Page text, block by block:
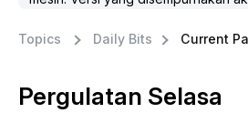
Topics Daily Bits Current
Pergulatan Selasa